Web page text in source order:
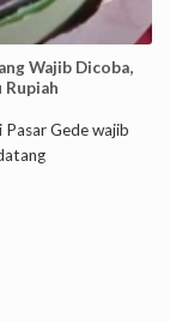
Wajib Dicoba,
Rupiah
Pasar Gede wajib